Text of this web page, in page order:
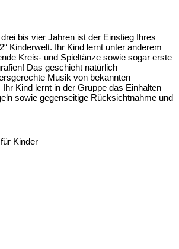
bis vier Jahren ist der Einstieg Ihres
Kinderwelt. Ihr Kind lernt unter anderem
Kreis- und Spieltänze sowie sogar erste
Das geschieht natürlich
Musik von bekannten
Kind lernt in der Gruppe das Einhalten
sowie gegenseitige Rücksichtnahme und